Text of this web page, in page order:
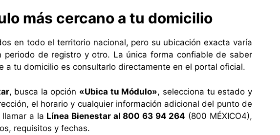
más cercano a tu domicilio
en todo el territorio nacional, pero su ubicación exacta varía
periodo de registro y otro. La única forma confiable de saber
a tu domicilio es consultarlo directamente en el portal oficial.
, busca la opción «Ubica tu Módulo», selecciona tu estado y
el horario y cualquier información adicional del punto de
a la Línea Bienestar al 800 63 94 264 (800 MÉXICO4),
requisitos y fechas.